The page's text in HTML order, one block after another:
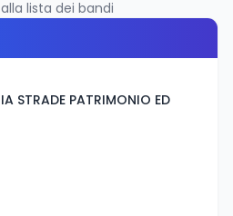
lista dei bandi
STRADE PATRIMONIO ED